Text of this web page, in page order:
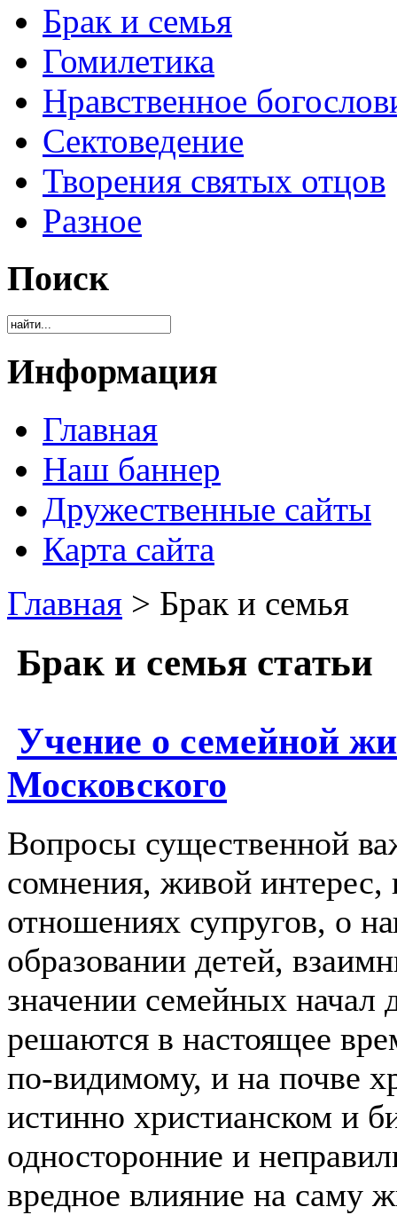
Брак и семья
Гомилетика
Нравственное
Сектоведение
Творения святых отцов
Разное
Поиск
Информация
Главная
Наш баннер
Дружественные сайты
Карта сайта
Главная > Брак и семья
Брак и семья статьи
Учение о семейной
Московского
Вопросы существенной
сомнения, живой
отношениях супругов, о
образовании детей,
значении семейных начал
решаются в настоящее
по-видимому, и на почве
истинно христианском и
односторонние и
вредное влияние на саму